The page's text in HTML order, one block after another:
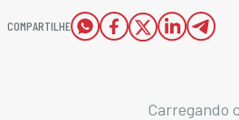
COMPARTILHE
Carregando